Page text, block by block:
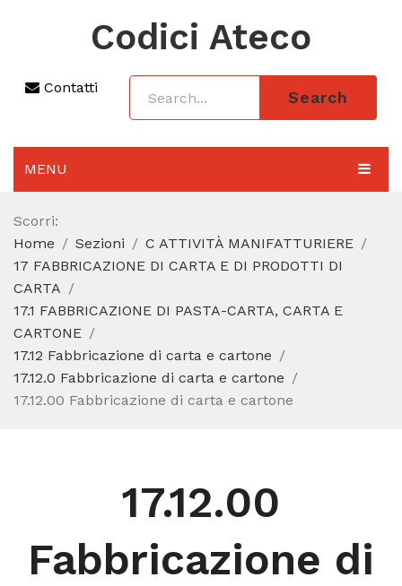
Codici Ateco
Contatti
Search
MENU
AGGIORNAMENTO 2025
SEZIONI
CODICE ATECO A COSA SERVE
CODICE FISCALE
Scorri:
Home
Sezioni
C ATTIVITÀ MANIFATTURIERE
17 FABBRICAZIONE DI CARTA E DI PRODOTTI DI
CARTA
17.1 FABBRICAZIONE DI PASTA-CARTA, CARTA E
CARTONE
17.12 Fabbricazione di carta e cartone
17.12.0 Fabbricazione di carta e cartone
17.12.00 Fabbricazione di carta e cartone
17.12.00
Fabbricazione di